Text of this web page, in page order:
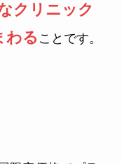
クリニック
わる ことです。